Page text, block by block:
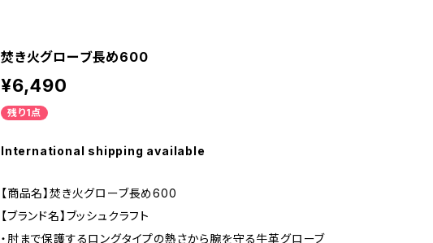
焚き火グローブ長め600
¥6,490
残り1点
International shipping available
【商品名】焚き火グローブ長め600
【ブランド名】ブッシュクラフト
・肘まで保護するロングタイプの熱さから腕を守る牛革グローブ